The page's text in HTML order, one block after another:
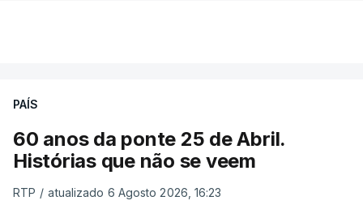
PAÍS
60 anos da ponte 25 de Abril.
Histórias que não se veem
RTP / atualizado 6 Agosto 2026, 16:23